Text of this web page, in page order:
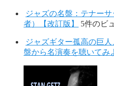
ジャズの名盤：テナー
者）【改訂版】
5件のビ
ジャズギター孤高の巨
盤から名演奏を聴いてみ